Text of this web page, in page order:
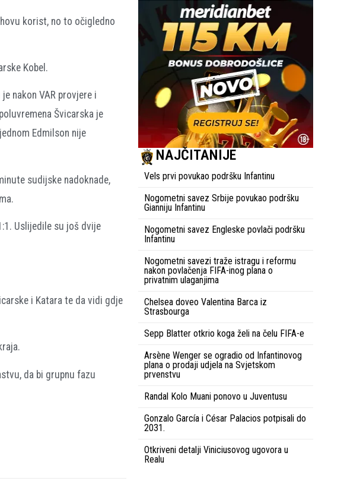
korist, no to očigledno
Kobel.
nakon VAR provjere i
Švicarska je
Edmilson nije
sudijske nadoknade,
Uslijedile su još dvije
i Katara te da vidi gdje
da bi grupnu fazu
NAJČITANIJE
Vels prvi povukao podršku Infantinu
Nogometni savez Srbije povukao podršku
Gianniju Infantinu
Nogometni savez Engleske povlači podršku
Infantinu
Nogometni savezi traže istragu i reformu
nakon povlačenja FIFA-inog plana o
privatnim ulaganjima
Chelsea doveo Valentina Barca iz
Strasbourga
Sepp Blatter otkrio koga želi na čelu FIFA-e
Arsène Wenger se ogradio od Infantinovog
plana o prodaji udjela na Svjetskom
prvenstvu
Randal Kolo Muani ponovo u Juventusu
Gonzalo García i César Palacios potpisali do
2031.
Otkriveni detalji Viniciusovog ugovora u
Realu